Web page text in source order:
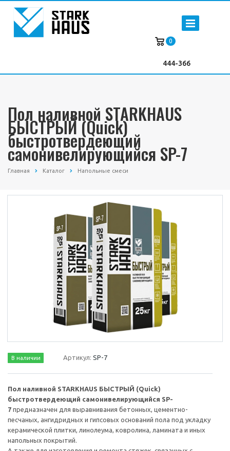
0
444-366
Пол наливной STARKHAUS
БЫСТРЫЙ (Quick)
быстротвердеющий
самонивелирующийся SP-7
Главная Каталог Напольные смеси
В наличии Артикул:SP-7
Пол наливной STARKHAUS БЫСТРЫЙ (Quick)
быстротвердеющий самонивелирующийся SP-
7 предназначен для выравнивания бетонных, цементно-
песчаных, ангидридных и гипсовых оснований пола под укладку
керамической плитки, линолеума, ковролина, ламината и иных
напольных покрытий.